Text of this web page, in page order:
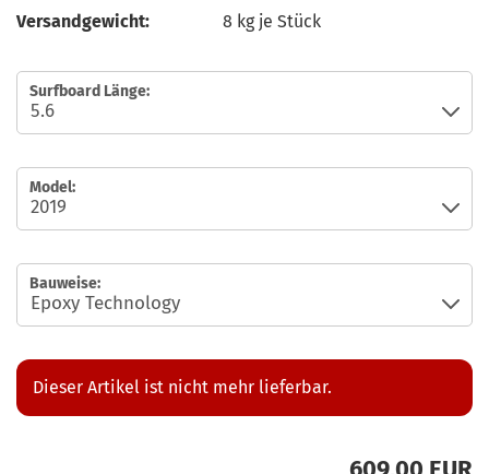
Versandgewicht:
8 kg je Stück
Surfboard Länge:
Model:
Bauweise:
Dieser Artikel ist nicht mehr lieferbar.